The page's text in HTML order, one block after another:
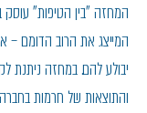
המחזה "בין הטיפות" עוסק
המייצג את הרוב הדומם
יבולע להם. במחזה ניתנת
והתוצאות של חרמות